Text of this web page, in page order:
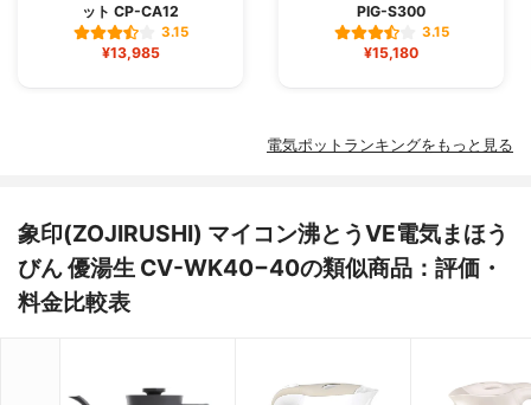
ット CP-CA12
3.15
¥13,985
PIG-S300
3.15
¥15,180
電気ポットランキングをもっと見る
象印(ZOJIRUSHI) マイコン沸とうVE電気まほう
びん 優湯生 CV-WK40−40の類似商品：評価・
料金比較表